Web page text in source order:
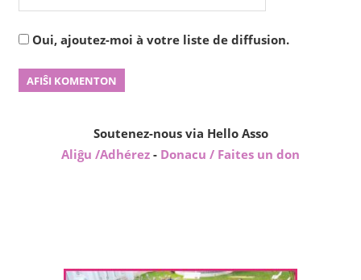
Oui, ajoutez-moi à votre liste de diffusion.
Soutenez-nous via Hello Asso
Aliĝu /Adhérez - Donacu / Faites un don